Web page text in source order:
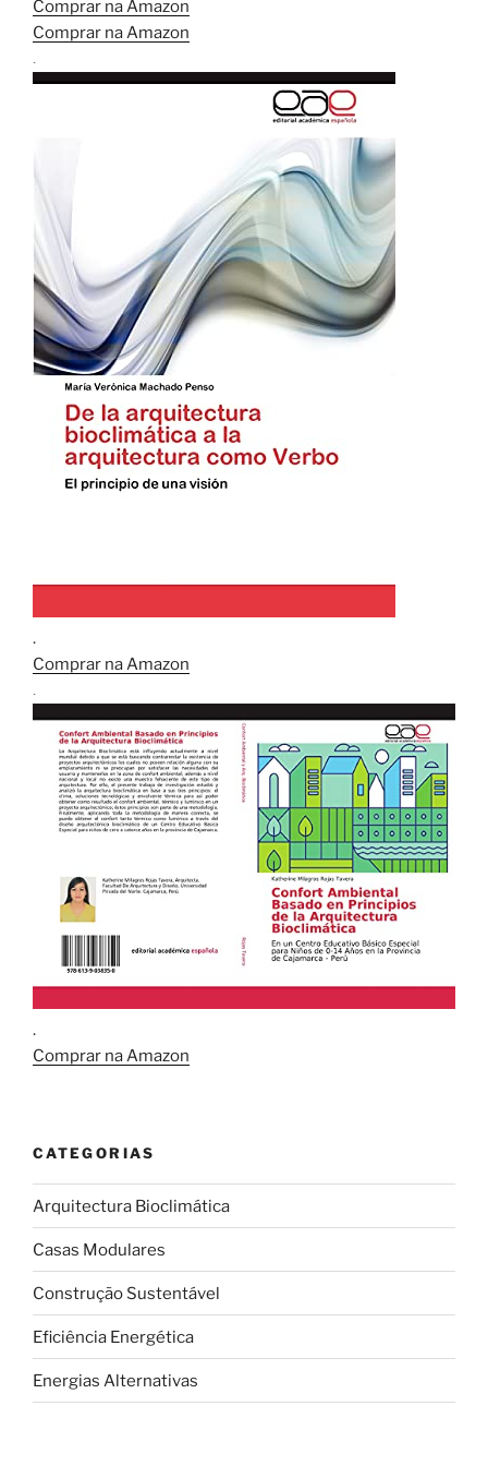
Comprar na Amazon
Comprar na Amazon
.
.
Comprar na Amazon
.
.
Comprar na Amazon
CATEGORIAS
Arquitectura Bioclimática
Casas Modulares
Construção Sustentável
Eficiência Energética
Energias Alternativas